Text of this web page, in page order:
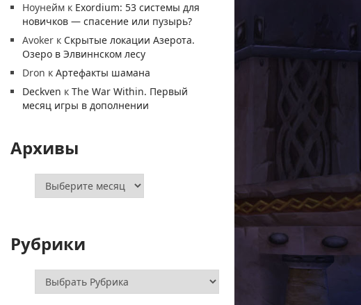
Ноунейм к Exordium: 53 системы для
новичков — спасение или пузырь?
Avoker к Скрытые локации Азерота.
Озеро в Элвиннском лесу
Dron кАртефакты шамана
Deckven кThe War Within. Первый
месяц игры в дополнении
Архивы
Архивы
Рубрики
Рубрики